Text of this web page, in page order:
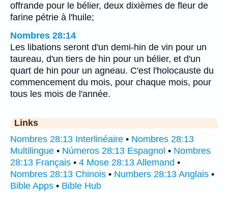
offrande pour le bélier, deux dixièmes de fleur de
farine pétrie à l'huile;
Nombres 28:14
Les libations seront d'un demi-hin de vin pour un
taureau, d'un tiers de hin pour un bélier, et d'un
quart de hin pour un agneau. C'est l'holocauste du
commencement du mois, pour chaque mois, pour
tous les mois de l'année.
Links
Nombres 28:13 Interlinéaire • Nombres 28:13
Multilingue • Números 28:13 Espagnol • Nombres
28:13 Français • 4 Mose 28:13 Allemand •
Nombres 28:13 Chinois • Numbers 28:13 Anglais •
Bible Apps • Bible Hub